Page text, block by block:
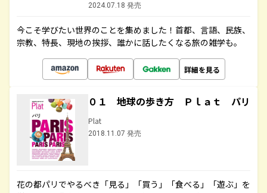
2024.07.18 発売
今こそ学びたい世界のことを集めました！首都、言語、民族、
宗教、特長、現地の挨拶、誰かに話したくなる旅の雑学も。
詳細を見る
０１ 地球の歩き方 Ｐｌａｔ パリ
Plat
2018.11.07 発売
花の都パリでやるべき「見る」「買う」「食べる」「遊ぶ」を